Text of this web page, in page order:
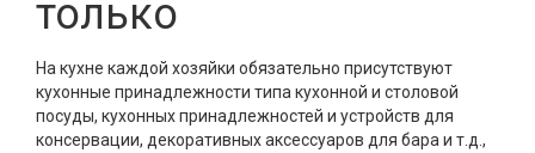
только
На кухне каждой хозяйки обязательно присутствуют
кухонные принадлежности типа кухонной и столовой
посуды, кухонных принадлежностей и устройств для
консервации, декоративных аксессуаров для бара и т.д.,